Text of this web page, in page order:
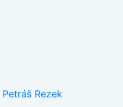
Petráš Rezek